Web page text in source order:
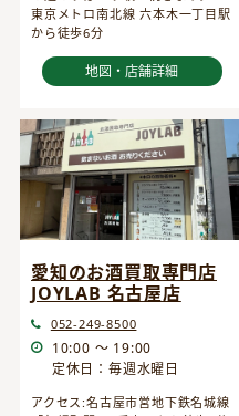
東京メトロ南北線 六本木一丁目駅
から徒歩6分
地図・店舗詳細
愛知のお酒買取専門店
JOYLAB 名古屋店
052-249-8500
10:00 ～ 19:00
定休日：毎週水曜日
アクセス:名古屋市営地下鉄名城線